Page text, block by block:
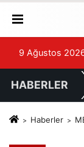
9 Ağustos
HABERLER
Haberler